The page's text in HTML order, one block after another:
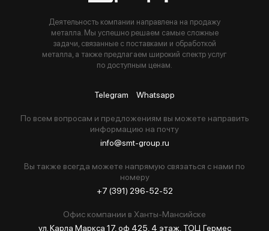
Деятельность компании направлена на продажу
металла. Мы успешно решаем самые сложные
задачи, связанные с поставками и обработкой
металла, а также предлагаем широкий спектр услуг
по доступным ценам.
Telegram Whatsapp
По всем вопросам и предложениям вы можете направить
информацию на почту
info@smt-group.ru
Вы также всегда можете напрямую связаться с нами по
номеру
+7 (391) 296-52-52
Офис компании в Ханты-Мансийске
ул. Карла Маркса 17, оф 425, 4 этаж, ТОЦ Гермес